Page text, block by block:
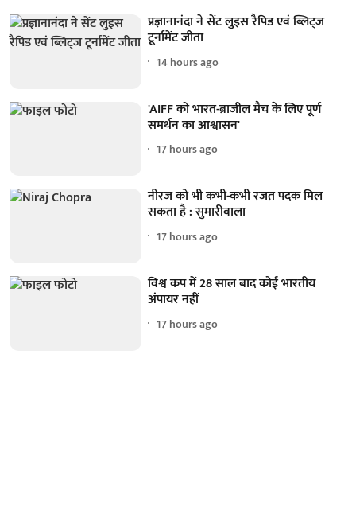
प्रज्ञानानंदा ने सेंट लुइस रैपिड एवं ब्लिट्ज
टूर्नामेंट जीता
14 hours ago
'AIFF को भारत-ब्राजील मैच के लिए पूर्ण
समर्थन का आश्वासन'
17 hours ago
नीरज को भी कभी-कभी रजत पदक मिल
सकता है : सुमारीवाला
17 hours ago
विश्व कप में 28 साल बाद कोई भारतीय
अंपायर नहीं
17 hours ago